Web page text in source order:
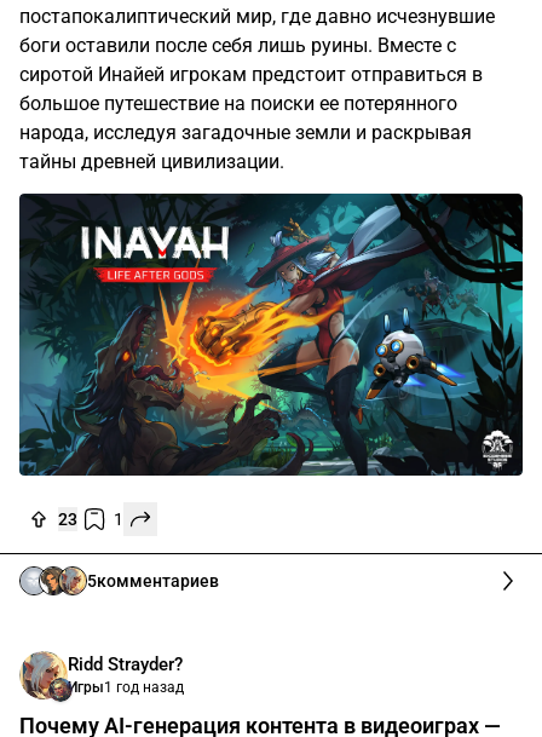
постапокалиптический мир, где давно исчезнувшие
боги оставили после себя лишь руины. Вместе с
сиротой Инайей игрокам предстоит отправиться в
большое путешествие на поиски ее потерянного
народа, исследуя загадочные земли и раскрывая
тайны древней цивилизации.
23 1
5комментариев
Ridd Strayder?
Игры1 год назад
Почему AI-генерация контента в видеоиграх —